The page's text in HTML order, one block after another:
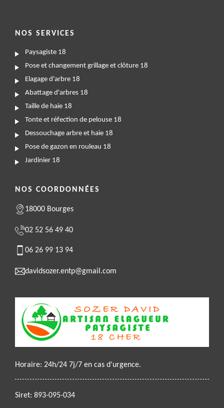
NOS SERVICES
Paysagiste 18
Pose et changement grillage et clôture 18
Elagage d'arbre 18
Abattage d'arbres 18
Taille de haie 18
Tonte et réfection de pelouse 18
Dessouchage arbre et haie 18
Pose de gazon en rouleau 18
Jardinier 18
NOS COORDONNÉES
18000 Bourges
02 52 56 49 40
06 26 99 13 94
davidsozer.entp@gmail.com
Horaire: 24h/24 7j/7 en cas d'urgence.
Siret: 893-095-034